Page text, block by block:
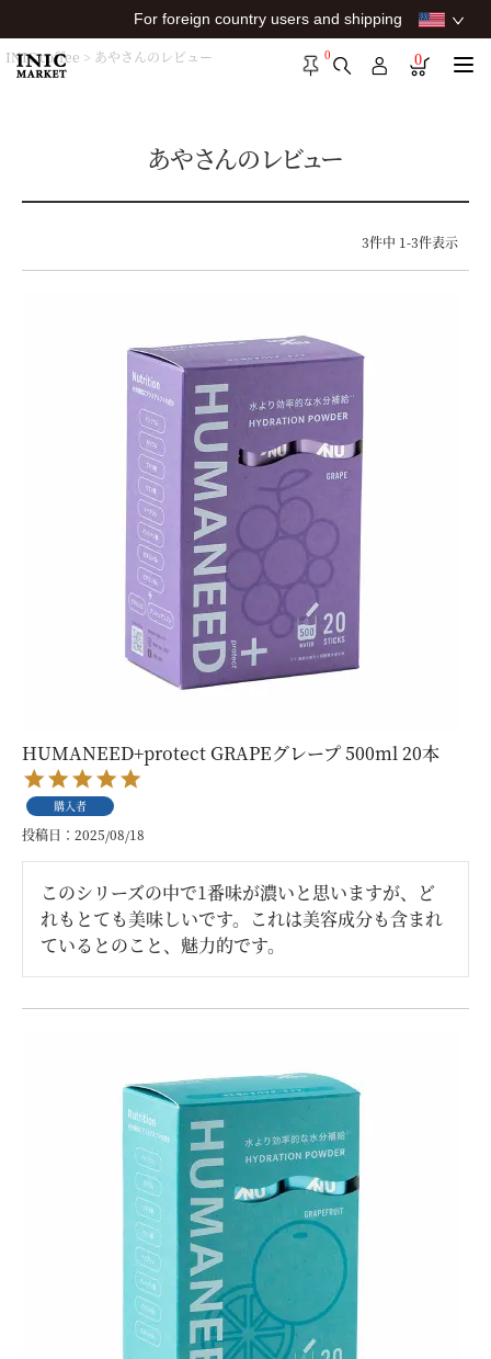
For foreign country users and shipping
0 0
INIC coffee あやさんのレビュー
あやさんのレビュー
3件中 1-3件表示
HUMANEED+protect GRAPEグレープ 500ml 20本
購入者
投稿日 2025/08/18
このシリーズの中で1番味が濃いと思いますが、ど
れもとても美味しいです。これは美容成分も含まれ
ているとのこと、魅力的です。